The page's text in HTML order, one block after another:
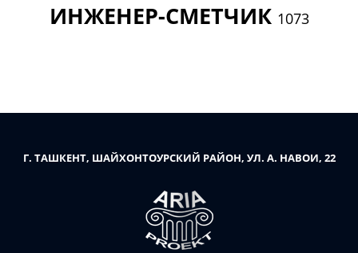
ИНЖЕНЕР-СМЕТЧИК 1073
Г. ТАШКЕНТ, ШАЙХОНТОУРСКИЙ РАЙОН, УЛ. А. НАВОИ, 22